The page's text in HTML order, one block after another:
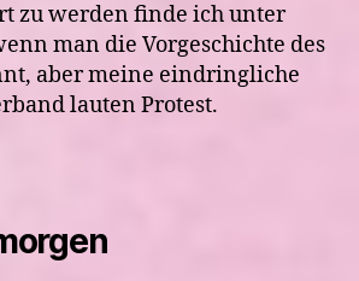
zu werden finde ich unter
man die Vorgeschichte des
aber meine eindringliche
lauten Protest.